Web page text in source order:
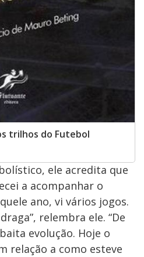
trilhos do Futebol
ele acredita que
a acompanhar o
ano, vi vários jogos.
relembra ele. “De
evolução. Hoje o
relação a como esteve